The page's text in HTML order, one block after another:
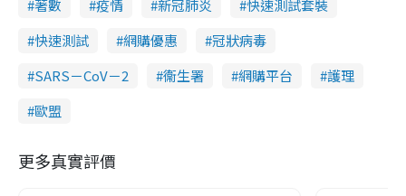
著數 疫情 新冠肺炎
快速測試套裝
快速測試
網購優惠
冠狀病毒
SARS－CoV－2
衞生署 網購平台
護理
歐盟
更多真實評價